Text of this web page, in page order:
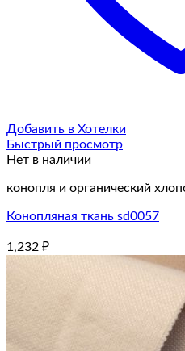
Добавить в Хотелки
Быстрый просмотр
Нет в наличии
конопля и органический
Конопляная ткань sd0057
1,232 ₽